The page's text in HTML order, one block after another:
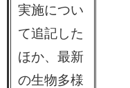
実施につい
て追記した
ほか、最新
の生物多様